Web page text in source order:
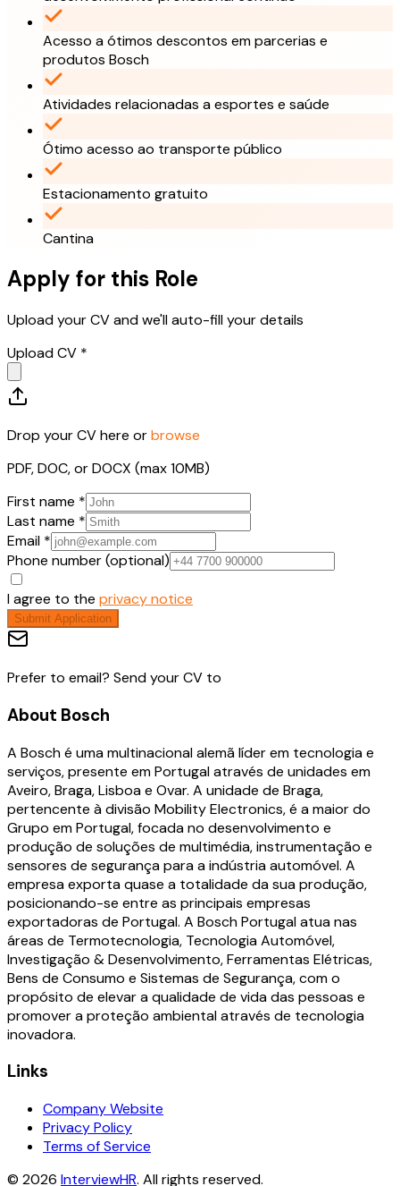
Acesso a ótimos descontos em parcerias e
produtos Bosch
Atividades relacionadas a esportes e saúde
Ótimo acesso ao transporte público
Estacionamento gratuito
Cantina
Apply for this Role
Upload your CV and we'll auto-fill your details
Upload CV *
Drop your CV here orbrowse
PDF, DOC, or DOCX (max 10MB)
First name *
Last name *
Email *
Phone number (optional)
I agree to the privacy notice
Submit Application
Prefer to email? Send your CV to
About Bosch
A Bosch é uma multinacional alemã líder em tecnologia e
serviços, presente em Portugal através de unidades em
Aveiro, Braga, Lisboa e Ovar. A unidade de Braga,
pertencente à divisão Mobility Electronics, é a maior do
Grupo em Portugal, focada no desenvolvimento e
produção de soluções de multimédia, instrumentação e
sensores de segurança para a indústria automóvel. A
empresa exporta quase a totalidade da sua produção,
posicionando-se entre as principais empresas
exportadoras de Portugal. A Bosch Portugal atua nas
áreas de Termotecnologia, Tecnologia Automóvel,
Investigação & Desenvolvimento, Ferramentas Elétricas,
Bens de Consumo e Sistemas de Segurança, com o
propósito de elevar a qualidade de vida das pessoas e
promover a proteção ambiental através de tecnologia
inovadora.
Links
Company Website
Privacy Policy
Terms of Service
© 2026 InterviewHR. All rights reserved.